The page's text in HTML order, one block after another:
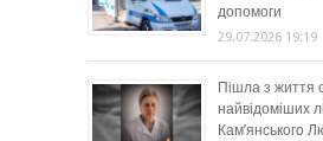
допомоги
29.07.2026 19:19
Пішла з життя
найвідоміших
Кам’янського